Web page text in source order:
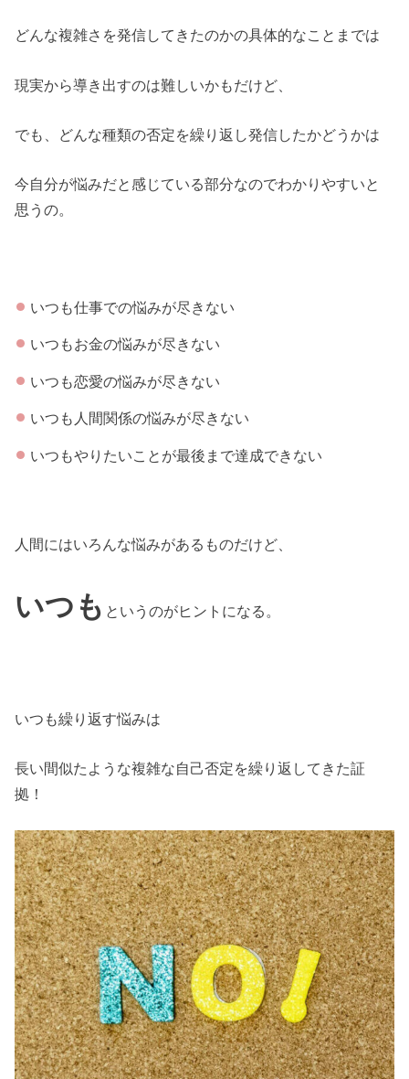
どんな複雑さを発信してきたのかの具体的なことまでは
現実から導き出すのは難しいかもだけど、
でも、どんな種類の否定を繰り返し発信したかどうかは
今自分が悩みだと感じている部分なのでわかりやすいと
思うの。
いつも仕事での悩みが尽きない
いつもお金の悩みが尽きない
いつも恋愛の悩みが尽きない
いつも人間関係の悩みが尽きない
いつもやりたいことが最後まで達成できない
人間にはいろんな悩みがあるものだけど、
いつも というのがヒントになる。
いつも繰り返す悩みは
長い間似たような複雑な自己否定を繰り返してきた証
拠！